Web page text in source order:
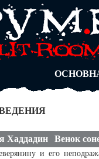
АВТОРЫ
БЛОГИ
АБИТУРА
Хаддадин Венок
и его